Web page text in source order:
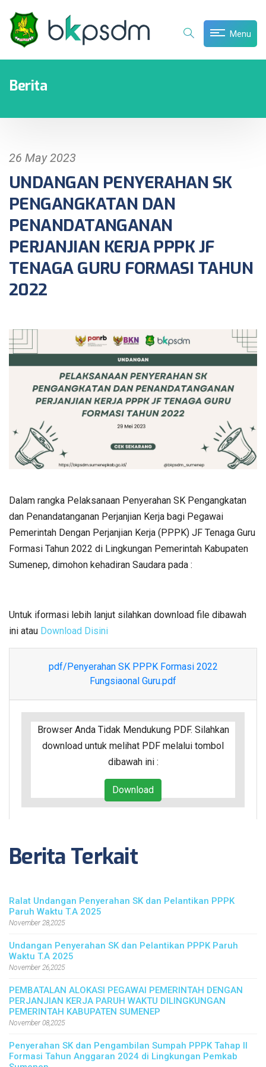
Menu
Berita
26 May 2023
UNDANGAN PENYERAHAN SK
PENGANGKATAN DAN
PENANDATANGANAN
PERJANJIAN KERJA PPPK JF
TENAGA GURU FORMASI TAHUN
2022
Dalam rangka Pelaksanaan Penyerahan SK Pengangkatan
dan Penandatanganan Perjanjian Kerja bagi Pegawai
Pemerintah Dengan Perjanjian Kerja (PPPK) JF Tenaga Guru
Formasi Tahun 2022 di Lingkungan Pemerintah Kabupaten
Sumenep, dimohon kehadiran Saudara pada :
Untuk iformasi lebih lanjut silahkan download file dibawah
ini atau Download Disini
pdf/Penyerahan SK PPPK Formasi 2022
Fungsiaonal Guru.pdf
Browser Anda Tidak Mendukung PDF. Silahkan
download untuk melihat PDF melalui tombol
dibawah ini :
Download
Berita Terkait
Ralat Undangan Penyerahan SK dan Pelantikan PPPK
Paruh Waktu T.A 2025
November 28,2025
Undangan Penyerahan SK dan Pelantikan PPPK Paruh
Waktu T.A 2025
November 26,2025
PEMBATALAN ALOKASI PEGAWAI PEMERINTAH DENGAN
PERJANJIAN KERJA PARUH WAKTU DILINGKUNGAN
PEMERINTAH KABUPATEN SUMENEP
November 08,2025
Penyerahan SK dan Pengambilan Sumpah PPPK Tahap II
Formasi Tahun Anggaran 2024 di Lingkungan Pemkab